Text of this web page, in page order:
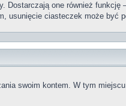
one również funkcję
usunięcie ciasteczek może być
swoim kontem. W tym